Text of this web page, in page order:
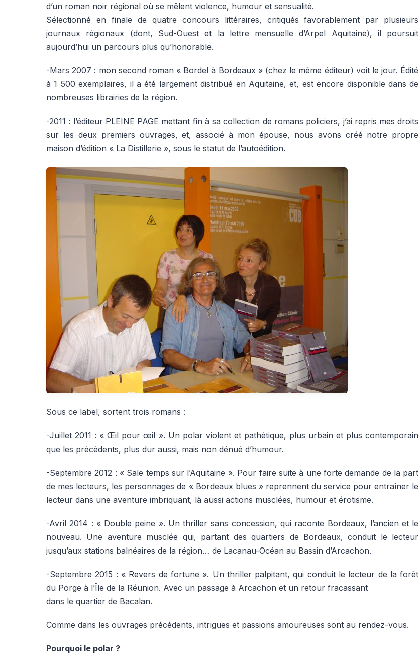
d’un roman noir régional où se mêlent violence, humour et sensualité.
Sélectionné en finale de quatre concours littéraires, critiqués favorablement par plusieurs
journaux régionaux (dont, Sud-Ouest et la lettre mensuelle d’Arpel Aquitaine), il poursuit
aujourd’hui un parcours plus qu’honorable.
-Mars 2007 : mon second roman « Bordel à Bordeaux » (chez le même éditeur) voit le jour. Édité
à 1 500 exemplaires, il a été largement distribué en Aquitaine, et, est encore disponible dans de
nombreuses librairies de la région.
-2011 : l’éditeur PLEINE PAGE mettant fin à sa collection de romans policiers, j’ai repris mes droits
sur les deux premiers ouvrages, et, associé à mon épouse, nous avons créé notre propre
maison d’édition « La Distillerie », sous le statut de l’autoédition.
Sous ce label, sortent trois romans :
-Juillet 2011 : « Œil pour œil ». Un polar violent et pathétique, plus urbain et plus contemporain
que les précédents, plus dur aussi, mais non dénué d’humour.
-Septembre 2012 : « Sale temps sur l’Aquitaine ». Pour faire suite à une forte demande de la part
de mes lecteurs, les personnages de « Bordeaux blues » reprennent du service pour entraîner le
lecteur dans une aventure imbriquant, là aussi actions musclées, humour et érotisme.
-Avril 2014 : « Double peine ». Un thriller sans concession, qui raconte Bordeaux, l’ancien et le
nouveau. Une aventure musclée qui, partant des quartiers de Bordeaux, conduit le lecteur
jusqu’aux stations balnéaires de la région… de Lacanau-Océan au Bassin d’Arcachon.
-Septembre 2015 : « Revers de fortune ». Un thriller palpitant, qui conduit le lecteur de la forêt
du Porge à l’Île de la Réunion. Avec un passage à Arcachon et un retour fracassant
dans le quartier de Bacalan.
Comme dans les ouvrages précédents, intrigues et passions amoureuses sont au rendez-vous.
Pourquoi le polar ?